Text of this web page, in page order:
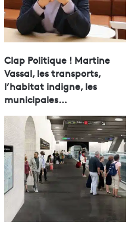
Clap Politique ! Martine
Vassal, les transports,
l’habitat indigne, les
municipales…